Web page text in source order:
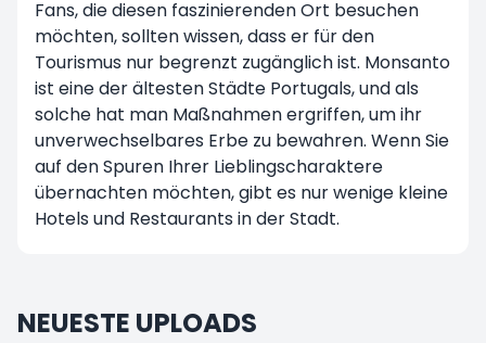
Fans, die diesen faszinierenden Ort besuchen
möchten, sollten wissen, dass er für den
Tourismus nur begrenzt zugänglich ist. Monsanto
ist eine der ältesten Städte Portugals, und als
solche hat man Maßnahmen ergriffen, um ihr
unverwechselbares Erbe zu bewahren. Wenn Sie
auf den Spuren Ihrer Lieblingscharaktere
übernachten möchten, gibt es nur wenige kleine
Hotels und Restaurants in der Stadt.
NEUESTE UPLOADS